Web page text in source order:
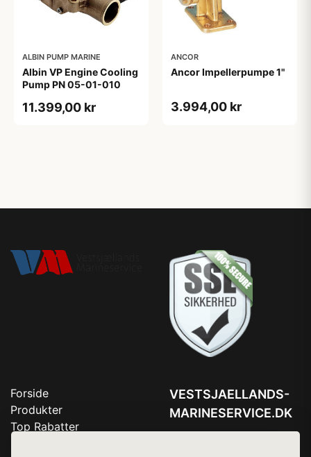
ALBIN PUMP MARINE
Albin VP Engine Cooling
Pump PN 05-01-010
11.399,00 kr
ANCOR
Ancor Impellerpumpe 1"
3.994,00 kr
Forside
Produkter
Top Rabatter
VESTSJAELLANDS-
MARINESERVICE.DK